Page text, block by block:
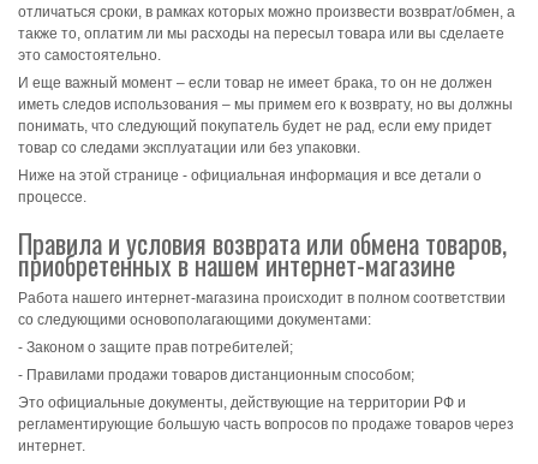
отличаться сроки, в рамках которых можно произвести возврат/обмен, а
также то, оплатим ли мы расходы на пересыл товара или вы сделаете
это самостоятельно.
И еще важный момент – если товар не имеет брака, то он не должен
иметь следов использования – мы примем его к возврату, но вы должны
понимать, что следующий покупатель будет не рад, если ему придет
товар со следами эксплуатации или без упаковки.
Ниже на этой странице - официальная информация и все детали о
процессе.
Правила и условия возврата или обмена товаров,
приобретенных в нашем интернет-магазине
Работа нашего интернет-магазина происходит в полном соответствии
со следующими основополагающими документами:
- Законом о защите прав потребителей;
- Правилами продажи товаров дистанционным способом;
Это официальные документы, действующие на территории РФ и
регламентирующие большую часть вопросов по продаже товаров через
интернет.